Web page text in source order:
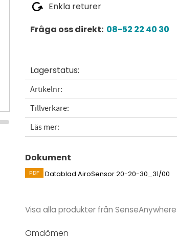
Enkla returer
Fråga oss direkt: 08-52 22 40 30
Lagerstatus
Artikelnr
Tillverkare
Läs mer
Dokument
Datablad AiroSensor 20-20-30_31/00
Visa alla produkter från SenseAnywhere
Omdömen